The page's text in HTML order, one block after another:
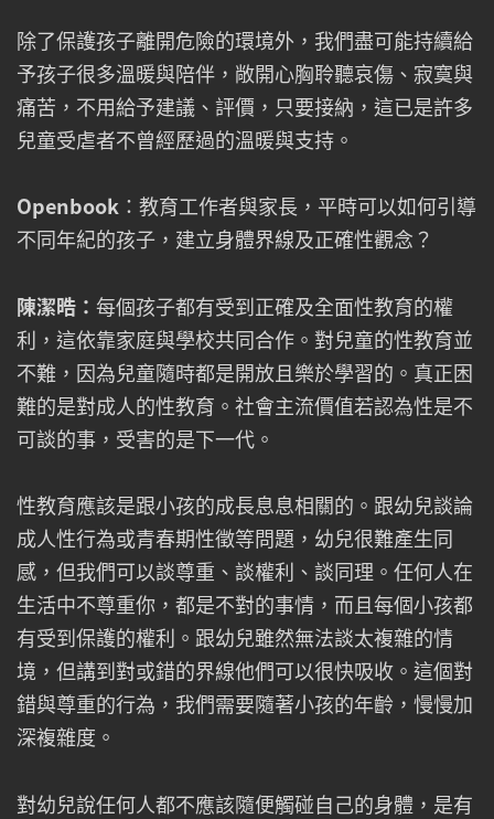
除了保護孩子離開危險的環境外，我們盡可能持續給
予孩子很多溫暖與陪伴，敞開心胸聆聽哀傷、寂寞與
痛苦，不用給予建議、評價，只要接納，這已是許多
兒童受虐者不曾經歷過的溫暖與支持。
Openbook ：教育工作者與家長，平時可以如何引導
不同年紀的孩子，建立身體界線及正確性觀念？
陳潔晧： 每個孩子都有受到正確及全面性教育的權
利，這依靠家庭與學校共同合作。對兒童的性教育並
不難，因為兒童隨時都是開放且樂於學習的。真正困
難的是對成人的性教育。社會主流價值若認為性是不
可談的事，受害的是下一代。
性教育應該是跟小孩的成長息息相關的。跟幼兒談論
成人性行為或青春期性徵等問題，幼兒很難產生同
感，但我們可以談尊重、談權利、談同理。任何人在
生活中不尊重你，都是不對的事情，而且每個小孩都
有受到保護的權利。跟幼兒雖然無法談太複雜的情
境，但講到對或錯的界線他們可以很快吸收。這個對
錯與尊重的行為，我們需要隨著小孩的年齡，慢慢加
深複雜度。
對幼兒說任何人都不應該隨便觸碰自己的身體，是有